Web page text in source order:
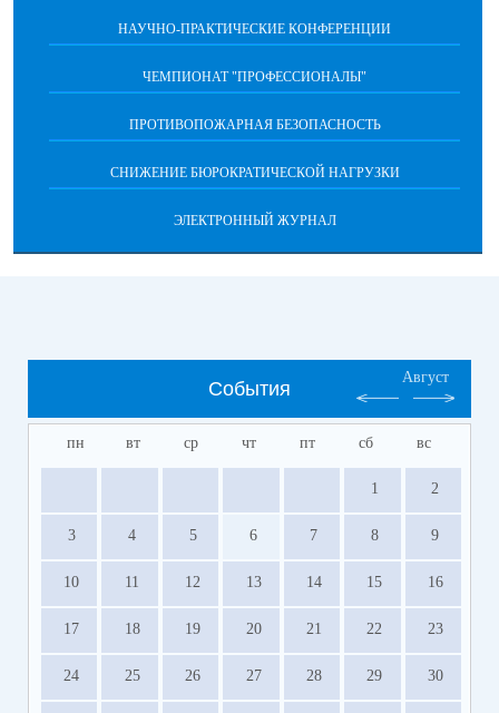
НАУЧНО-ПРАКТИЧЕСКИЕ КОНФЕРЕНЦИИ
ЧЕМПИОНАТ "ПРОФЕССИОНАЛЫ"
ПРОТИВОПОЖАРНАЯ БЕЗОПАСНОСТЬ
СНИЖЕНИЕ БЮРОКРАТИЧЕСКОЙ НАГРУЗКИ
ЭЛЕКТРОННЫЙ ЖУРНАЛ
События
Август
пн вт ср чт пт сб вс
1 2
3 4 5 6 7 8 9
10 11 12 13 14 15 16
17 18 19 20 21 22 23
24 25 26 27 28 29 30